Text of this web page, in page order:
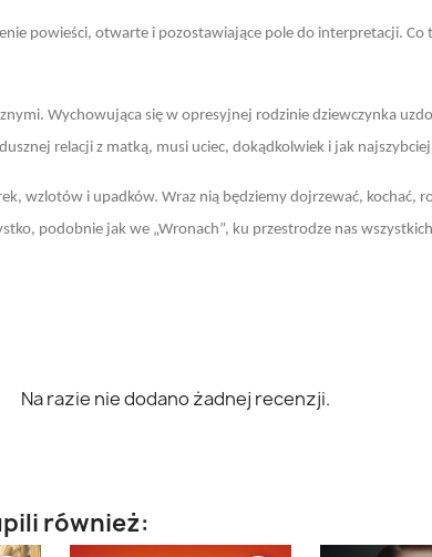
powieści, otwarte i pozostawiające pole do interpretacji. Co
Wychowująca się w opresyjnej rodzinie dziewczynka
relacji z matką, musi uciec, dokądkolwiek i jak
wzlotów i upadków. Wraz nią będziemy dojrzewać, kochać,
podobnie jak we „Wronach”, ku przestrodze nas
Na razie nie dodano żadnej recenzji.
również: